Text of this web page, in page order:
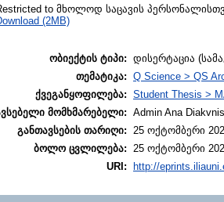
to მხოლოდ საცავის
(2MB)
ობიექტის ტიპი: დისერტაცია
თემატიკა: Q Science > QS
ქვეგანყოფილება: Student Thesis >
მომხმარებელი: Admin Ana
განთავსების თარიღი: 25 ოქტომბერი
ბოლო ცვლილება: 25 ოქტომბერი
URI:
http://